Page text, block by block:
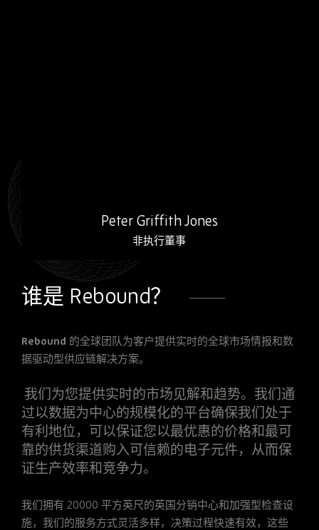
Peter Griffith Jones
非执行董事
谁是 Rebound？
Rebound 的全球团队为客户提供实时的全球市场情报和数
据驱动型供应链解决方案。
我们为您提供实时的市场见解和趋势。我们通
过以数据为中心的规模化的平台确保我们处于
有利地位，可以保证您以最优惠的价格和最可
靠的供货渠道购入可信赖的电子元件，从而保
证生产效率和竞争力。
我们拥有 20000 平方英尺的英国分销中心和加强型检查设
施，我们的服务方式灵活多样，决策过程快速有效，这些